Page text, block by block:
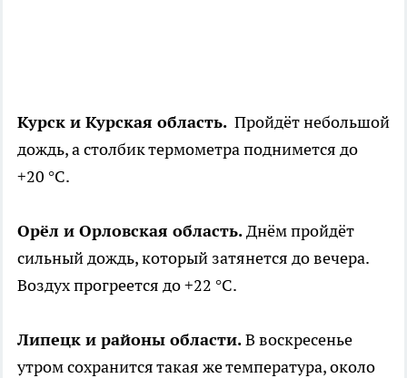
Курск и Курская область. Пройдёт небольшой
дождь, а столбик термометра поднимется до
+20 °C.
Орёл и Орловская область.Днём пройдёт
сильный дождь, который затянется до вечера.
Воздух прогреется до +22 °C.
Липецк и районы области.В воскресенье
утром сохранится такая же температура, около